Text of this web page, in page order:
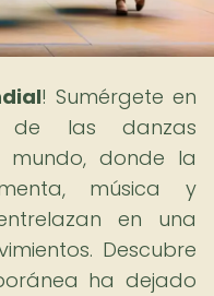
! Sumérgete en
de las danzas
donde la
música y
en una
Descubre
ha dejado